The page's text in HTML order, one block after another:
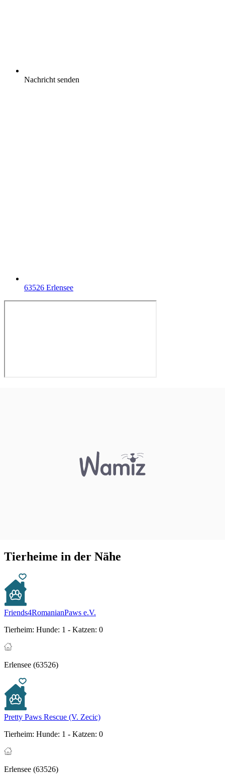
Nachricht senden
63526 Erlensee
Tierheime in der Nähe
Friends4RomanianPaws e.V.
Tierheim: Hunde: 1 - Katzen: 0
Erlensee (63526)
Pretty Paws Rescue (V. Zecic)
Tierheim: Hunde: 1 - Katzen: 0
Erlensee (63526)